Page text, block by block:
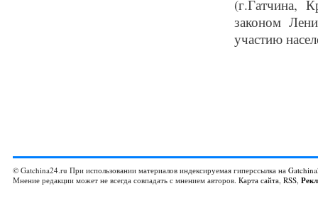
(г.Гатчина,
законом
участию
© Gatchina24.ru При использовании материалов индексируемая гиперссылка на
Мнение редакции может не всегда совпадать с мнением авторов. Карта сайта, RSS,